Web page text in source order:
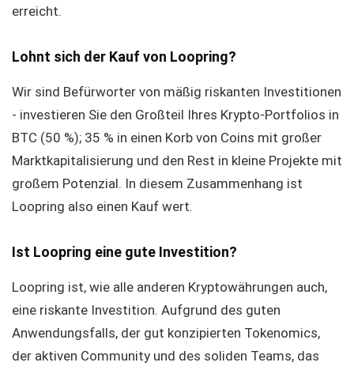
erreicht.
Lohnt sich der Kauf von Loopring?
Wir sind Befürworter von mäßig riskanten Investitionen
- investieren Sie den Großteil Ihres Krypto-Portfolios in
BTC (50 %); 35 % in einen Korb von Coins mit großer
Marktkapitalisierung und den Rest in kleine Projekte mit
großem Potenzial. In diesem Zusammenhang ist
Loopring also einen Kauf wert.
Ist Loopring eine gute Investition?
Loopring ist, wie alle anderen Kryptowährungen auch,
eine riskante Investition. Aufgrund des guten
Anwendungsfalls, der gut konzipierten Tokenomics,
der aktiven Community und des soliden Teams, das